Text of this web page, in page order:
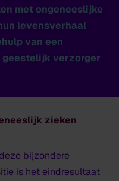
met ongeneeslijke
levensverhaal
van een
geestelijk verzorger
zieken
bijzondere
is het eindresultaat